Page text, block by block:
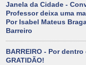
Janela da Cidade -
Professor deixa uma
Por Isabel Mateus
Barreiro
BARREIRO - Por
GRATIDÃO!